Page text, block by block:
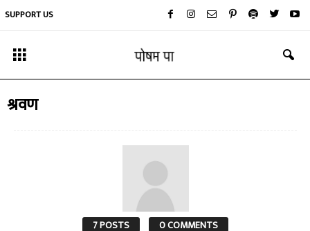
SUPPORT US
श्रवण
7 POSTS 0 COMMENTS